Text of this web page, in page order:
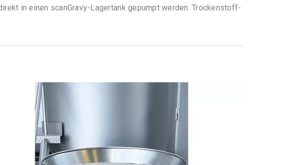
in einen scanGravy-Lagertank gepumpt werden. Trockenstoff-